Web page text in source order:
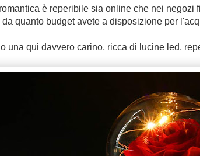
è reperibile sia online che nei negozi
quanto budget avete a disposizione per
una qui davvero carino, ricca di lucine led,